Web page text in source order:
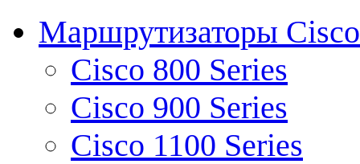
Маршрутизаторы Cisco
Cisco 800 Series
Cisco 900 Series
Cisco 1100 Series